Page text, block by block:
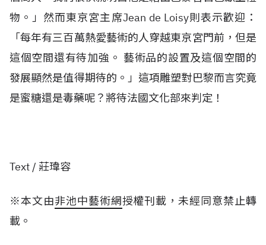
物。」然而東京宮主席Jean de Loisy則表示歡迎：
「每年有三百萬熱愛藝術的人穿越東京宮門前，但是
這個空間還有待加強。 藝術品的設置及這個空間的
發展顯然是值得期待的。」這項雕塑對巴黎而言究竟
是蜜糖還是毒藥呢？將待法國文化部來判定！
Text / 莊瑋容
※本文由非池中藝術網授權刊載，未經同意禁止轉
載。